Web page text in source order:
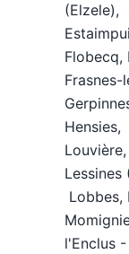
(Elzele),
Flobecq,
Hensies,
Lessines
Lobbes,
l'Enclus